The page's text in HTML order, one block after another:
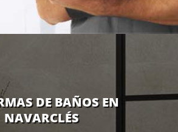
DE BAÑOS EN
NAVARCLÉS